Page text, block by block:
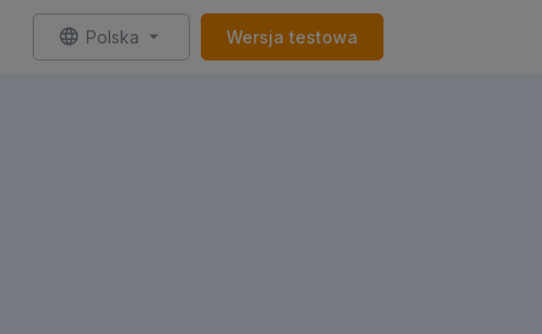
Wersja testowa
Polska